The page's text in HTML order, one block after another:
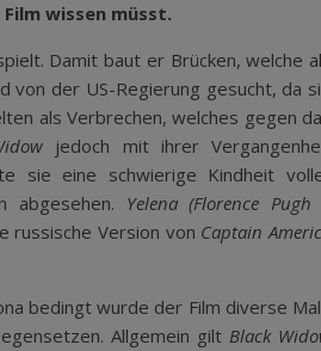
wissen müsst.
Damit baut er Brücken, welche
von der US-Regierung gesucht, da
als Verbrechen, welches gegen
jedoch mit ihrer
sie eine schwierige Kindheit
abgesehen. Yelena (Florence Pugh
russische Version von Captain
bedingt wurde der Film diverse
Allgemein gilt Black